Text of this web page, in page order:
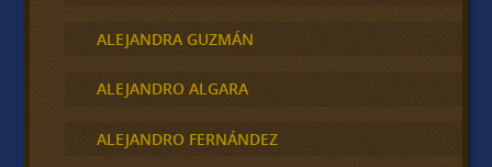
ALEJANDRA GUZMÁN
ALEJANDRO ALGARA
ALEJANDRO FERNÁNDEZ